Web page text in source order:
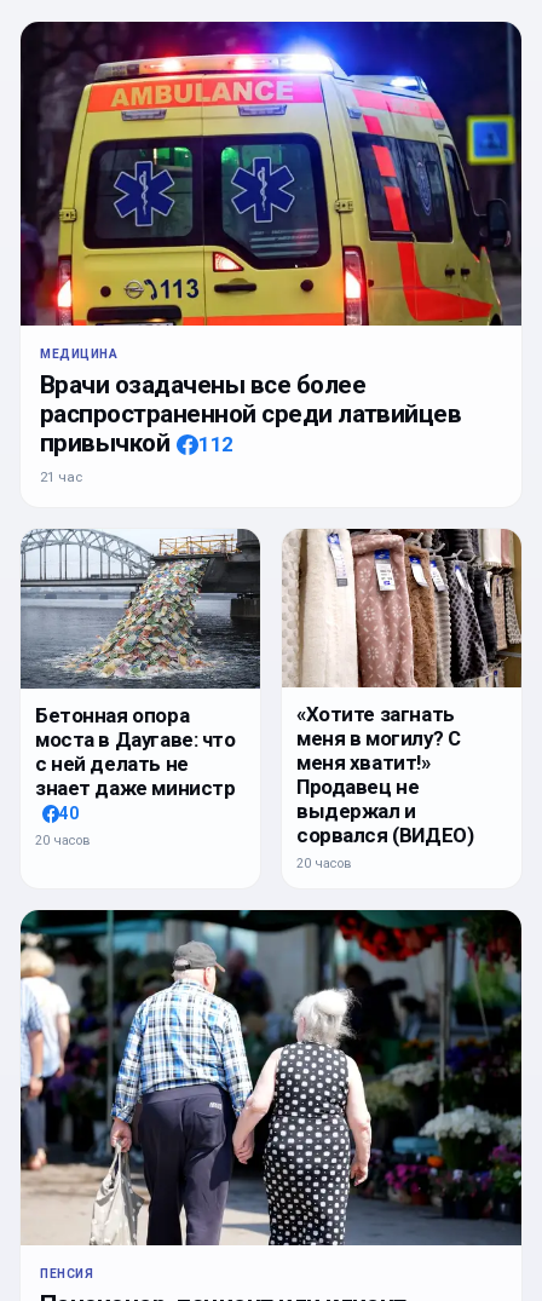
МЕДИЦИНА
Врачи озадачены все более
распространенной среди латвийцев
привычкой
112
21 час
Бетонная опора
моста в Даугаве: что
с ней делать не
знает даже министр
40
20 часов
«Хотите загнать
меня в могилу? С
меня хватит!»
Продавец не
выдержал и
сорвался (ВИДЕО)
20 часов
ПЕНСИЯ